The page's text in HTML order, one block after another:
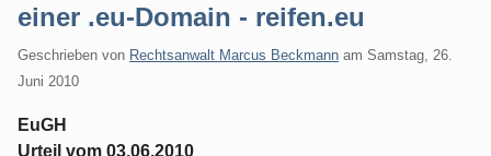
einer .eu-Domain - reifen.eu
Geschrieben von Rechtsanwalt Marcus Beckmann am Samstag, 26.
Juni 2010
EuGH
Urteil vom 03.06.2010